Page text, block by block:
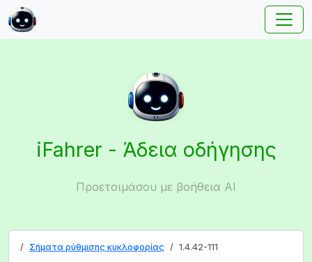
iFahrer - Άδεια οδήγησης
Προετοιμάσου με βοήθεια AI
Σήματα ρύθμισης κυκλοφορίας 1.4.42-111